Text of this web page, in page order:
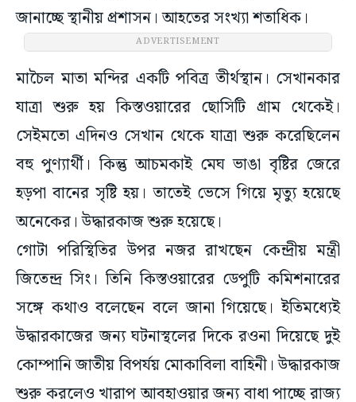
জানাচ্ছে স্থানীয় প্রশাসন। আহতের সংখ্যা শতাধিক।
ADVERTISEMENT
মাচৈল মাতা মন্দির একটি পবিত্র তীর্থস্থান। সেখানকার
যাত্রা শুরু হয় কিস্তওয়ারের ছোসিটি গ্রাম থেকেই।
সেইমতো এদিনও সেখান থেকে যাত্রা শুরু করেছিলেন
বহু পুণ্যার্থী। কিন্তু আচমকাই মেঘ ভাঙা বৃষ্টির জেরে
হড়পা বানের সৃষ্টি হয়। তাতেই ভেসে গিয়ে মৃত্যু হয়েছে
অনেকের। উদ্ধারকাজ শুরু হয়েছে।
গোটা পরিস্থিতির উপর নজর রাখছেন কেন্দ্রীয় মন্ত্রী
জিতেন্দ্র সিং। তিনি কিস্তওয়ারের ডেপুটি কমিশনারের
সঙ্গে কথাও বলেছেন বলে জানা গিয়েছে। ইতিমধ্যেই
উদ্ধারকাজের জন্য ঘটনাস্থলের দিকে রওনা দিয়েছে দুই
কোম্পানি জাতীয় বিপর্যয় মোকাবিলা বাহিনী। উদ্ধারকাজ
শুরু করলেও খারাপ আবহাওয়ার জন্য বাধা পাচ্ছে রাজ্য